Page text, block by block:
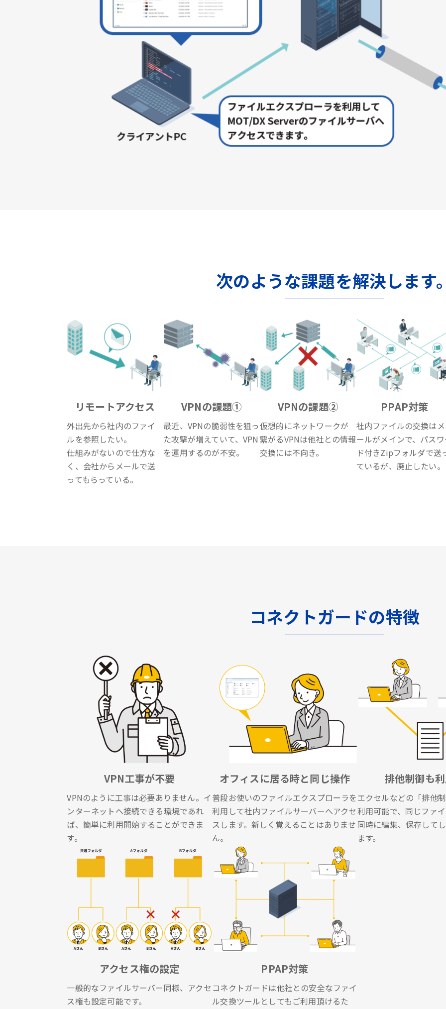
次のような課題を解決します
リモートアクセス
外出先から社内のファイ
ルを参照したい。
仕組みがないので仕方な
く、会社からメールで送
ってもらっている。
VPNの課題①
最近、VPNの脆弱性を狙っ
た攻撃が増えていて、VPN
を運用するのが不安。
VPNの課題②
仮想的にネットワークが
繋がるVPNは他社との情報
交換には不向き。
PPAP対策
社内ファイルの交換はメ
ールがメインで、パス
ド付きZipフォルダで送
ているが、廃止したい。
コネクトガードの特徴
VPN工事が不要
VPNのように工事は必要ありません。イ
ンターネットへ接続できる環境であれ
ば、簡単に利用開始することができま
す。
オフィスに居る時と同じ操作
普段お使いのファイルエクスプローラを
利用して社内ファイルサーバーへアクセ
スします。新しく覚えることはありませ
ん。
排他制御も
エクセルなどの「排他
利用可能で、同じファ
同時に編集、保存して
ます。
アクセス権の設定
一般的なファイルサーバー同様、アクセ
ス権も設定可能です。
PPAP対策
コネクトガードは他社との安全なファイ
ル交換ツールとしてもご利用頂けるた